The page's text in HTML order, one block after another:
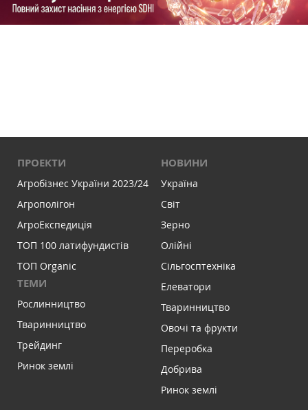
ПРОЕКТИ
Агробізнес України 2023/24
Агрополігон
АгроЕкспедиція
ТОП 100 латифундистів
ТОП Organic
ТЕМИ
Рослинництво
Тваринництво
Трейдинг
Ринок землі
НОВИНИ
Україна
Світ
Зерно
Олійні
Сільгосптехніка
Елеватори
Тваринництво
Овочі та фрукти
Переробка
Добрива
Ринок землі